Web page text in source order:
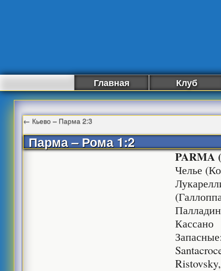
Главная Клуб
← Кьево – Парма 2:3
Парма – Рома 1:2
PARMA
Челье
Кассано